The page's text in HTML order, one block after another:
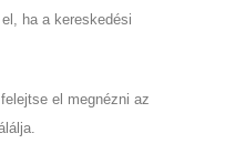
ha a kereskedési
el megnézni az